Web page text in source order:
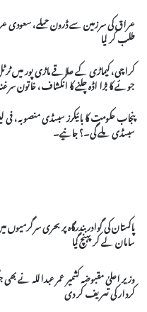
عراق کی سرزمین سے ڈرون حملے، سعودی
طلب کر لیا
کراچی، کیماڑی کے علاقے ماڑی پور میں
جوئے کا بڑا اڈہ چلنے کا انکشاف، خاتون سرغنہ سمیت 40
پنجاب حکومت کا بائیکرز سبسڈی منصوبہ، فی
سبسڈی ملے گی۔؟ جانیے۔
پاکستان کی گوادر بندرگاہ پر بحری سرگرمیوں
سامان لے کر پہنچ گیا
وزیر اعلیٰ مقبوضہ کشمیر عمر عبداللہ نے
کردار کی تعریف کر دی